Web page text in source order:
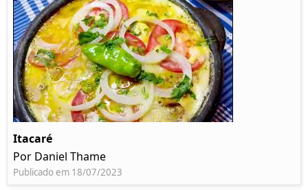
Itacaré
Por Daniel Thame
Publicado em 18/07/2023